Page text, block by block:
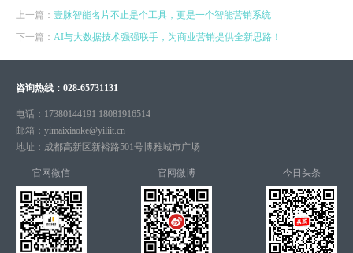
上一篇： 壹脉智能名片不止是个工具，更是一个智能营销系统
下一篇： AI与大数据技术强强联手，为商业营销提供全新思路！
咨询热线： 028-65731131
电话： 17380144191 18081916514
邮箱： yimaixiaoke@yiliit.cn
地址： 成都高新区新裕路501号博雅城市广场
官网微信 官网微博 今日头条